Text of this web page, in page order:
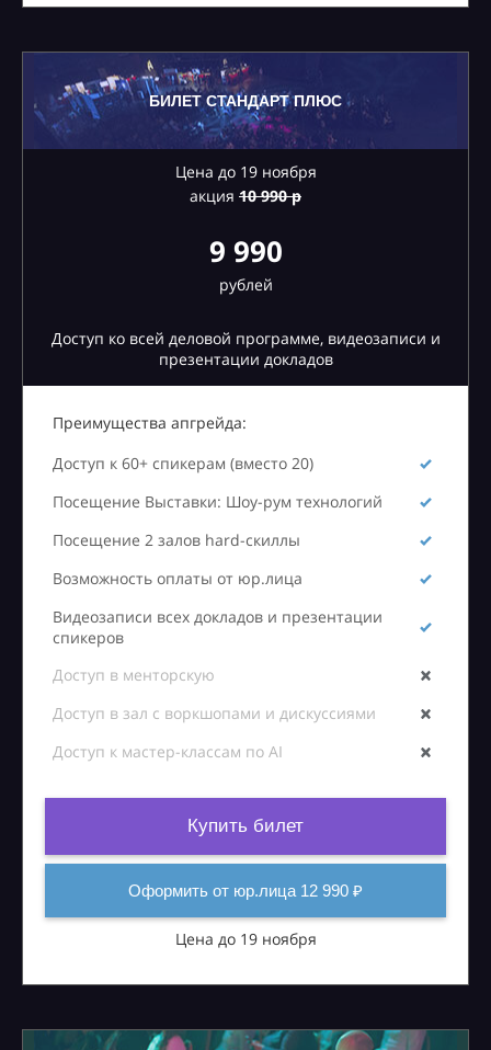
БИЛЕТ СТАНДАРТ ПЛЮС
Цена до 19 ноября
акция 10990 р
9 990
рублей
Доступ ко всей деловой программе, видеозаписи и
презентации докладов
Преимущества апгрейда:
Доступ к 60+ спикерам (вместо 20)
Посещение Выставки: Шоу-рум технологий
Посещение 2 залов hard-скиллы
Возможность оплаты от юр.лица
Видеозаписи всех докладов и презентации
спикеров
Доступ в менторскую
Доступ в зал с воркшопами и дискуссиями
Доступ к мастер-классам по AI
Купить билет
Оформить от юр.лица 12 990 ₽
Цена до 19 ноября